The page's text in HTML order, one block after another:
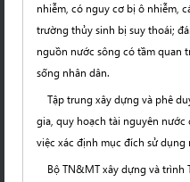
nhiễm, có nguy cơ bị ô nhiễm,
trường thủy sinh bị suy thoái;
nguồn nước sông có tầm quan
sống nhân dân.
Tập trung xây dựng và phê
gia, quy hoạch tài nguyên
việc xác định mục đích sử
Bộ TN&MT xây dựng và trình